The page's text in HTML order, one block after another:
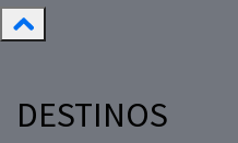
DESTINOS